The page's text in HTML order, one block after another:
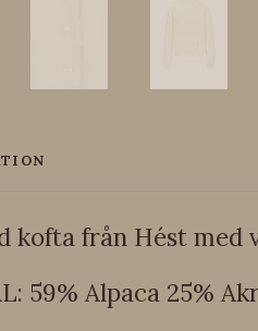
kofta från Hést
59% Alpaca 25%